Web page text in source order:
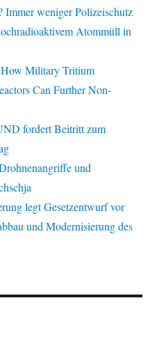
Immer weniger Polizeischutz
Atommüll in
How Military Tritium
Can Further Non-
fordert Beitritt zum
und
legt Gesetzentwurf vor
und Modernisierung des